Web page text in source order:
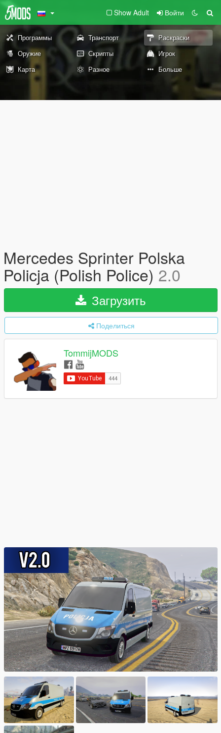
Show Adult Войти
Программы Транспорт
Раскраски
Оружие
Скрипты
Игрок
Карта
Разное Больше
Mercedes Sprinter Polska
Policja (Polish Police) 2.0
Загрузить
Поделиться
TommijMODS